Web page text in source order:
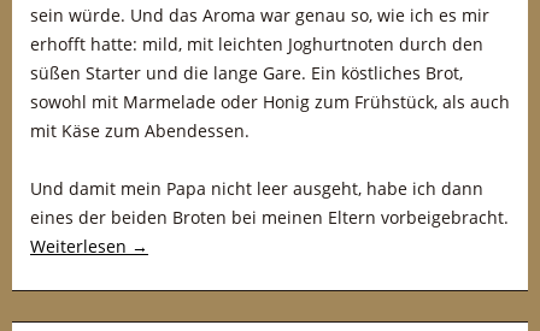
sein würde. Und das Aroma war genau so, wie ich es mir
erhofft hatte: mild, mit leichten Joghurtnoten durch den
süßen Starter und die lange Gare. Ein köstliches Brot,
sowohl mit Marmelade oder Honig zum Frühstück, als auch
mit Käse zum Abendessen.
Und damit mein Papa nicht leer ausgeht, habe ich dann
eines der beiden Broten bei meinen Eltern vorbeigebracht.
Weiterlesen →